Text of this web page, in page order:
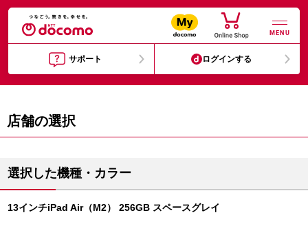
MENU
サポート ログインする
店舗の選択
選択した機種・カラー
13インチiPad Air（M2） 256GB スペースグレイ